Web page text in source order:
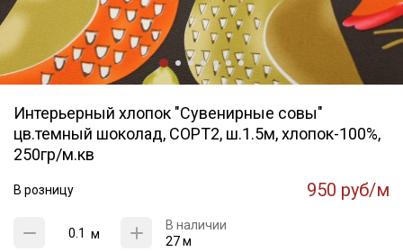
Интерьерный хлопок "Сувенирные совы"
цв.темный шоколад, СОРТ2, ш.1.5м, хлопок-100%,
250гр/м.кв
В розницу 950 руб/м
м
В наличии
27 м